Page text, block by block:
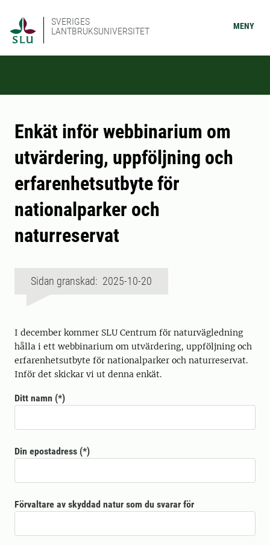
SVERIGES
LANTBRUKSUNIVERSITET
MENY
Enkät inför webbinarium om
utvärdering, uppföljning och
erfarenhetsutbyte för
nationalparker och
naturreservat
Sidan granskad: 2025-10-20
I december kommer SLU Centrum för naturvägledning
hålla i ett webbinarium om utvärdering, uppföljning och
erfarenhetsutbyte för nationalparker och naturreservat.
Inför det skickar vi ut denna enkät.
Ditt namn
Din epostadress
Förvaltare av skyddad natur som du svarar för